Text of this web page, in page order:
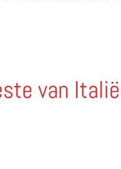
van Italië